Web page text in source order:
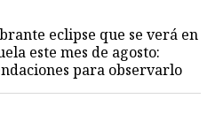
eclipse que se verá en
este mes de agosto:
para observarlo